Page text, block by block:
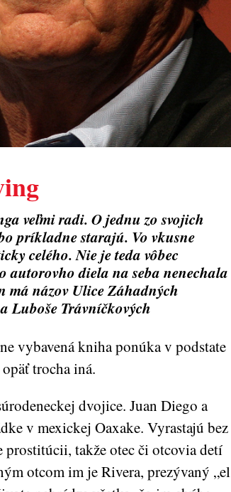
veľmi radi. O jednu zo svojich
príkladne starajú. Vo vkusne
celého. Nie je teda vôbec
autorovho diela na seba nenechala
názov Ulice Záhadných
Luboše Trávníčkových
vybavená kniha ponúka v podstate
trocha iná.
dvojice. Juan Diego a
v mexickej Oaxake. Vyrastajú bez
prostitúcii, takže otec či otcovia detí
otcom im je Rivera, prezývaný „el